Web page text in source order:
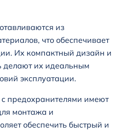
из
что обеспечивает
Их компактный дизайн и
делают их идеальным
эксплуатации.
предохранителями имеют
монтажа и
обеспечить быстрый и